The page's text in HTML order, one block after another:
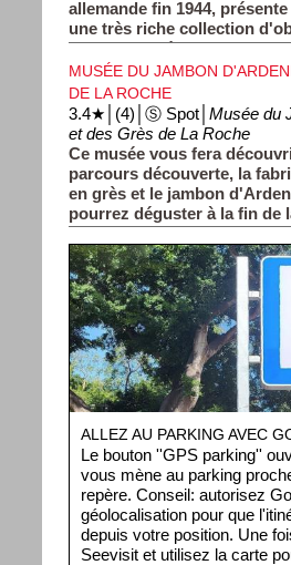
allemande fin 1944,
une très riche collection
uniformes, véhicules
MUSÉE DU JAMBON
DE LA ROCHE
3.4★│(4)│Ⓢ Spot│Musée du
et des Grès de La Roche
Ce musée vous fera
parcours découverte, la
en grès et le jambon
pourrez déguster à la fin de
ALLEZ AU PARKING AVEC
Le bouton ''GPS parking''
vous mène au parking
repère. Conseil: autorisez
géolocalisation pour que
depuis votre position. Une
Seevisit et utilisez la carte